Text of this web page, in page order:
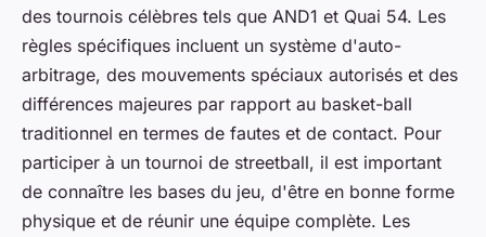
des tournois célèbres tels que AND1 et Quai 54. Les
règles spécifiques incluent un système d'auto-
arbitrage, des mouvements spéciaux autorisés et des
différences majeures par rapport au basket-ball
traditionnel en termes de fautes et de contact. Pour
participer à un tournoi de streetball, il est important
de connaître les bases du jeu, d'être en bonne forme
physique et de réunir une équipe complète. Les